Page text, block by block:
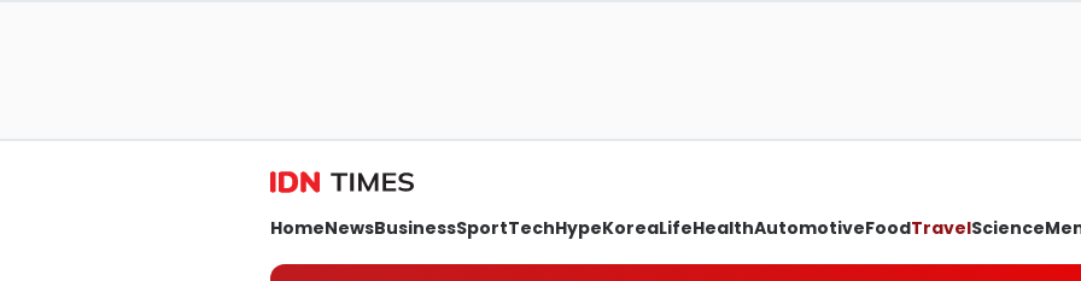
HomeNewsBusinessSportTechHypeKoreaLifeHealthAutomotiveFoodTravelScience